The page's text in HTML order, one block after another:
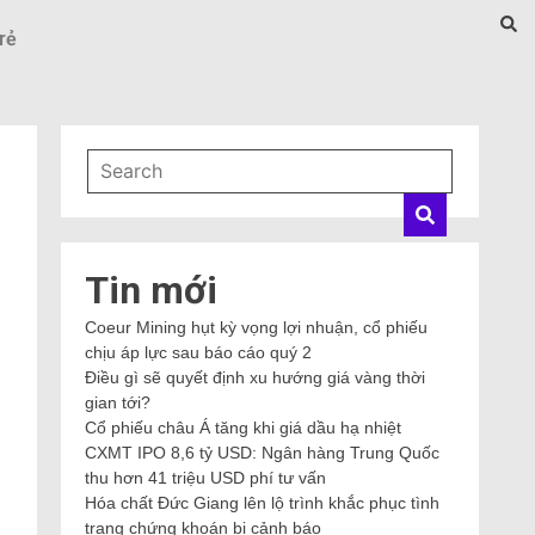
Tin mới
Coeur Mining hụt kỳ vọng lợi nhuận, cổ phiếu
chịu áp lực sau báo cáo quý 2
Điều gì sẽ quyết định xu hướng giá vàng thời
gian tới?
Cổ phiếu châu Á tăng khi giá dầu hạ nhiệt
CXMT IPO 8,6 tỷ USD: Ngân hàng Trung Quốc
thu hơn 41 triệu USD phí tư vấn
Hóa chất Đức Giang lên lộ trình khắc phục tình
trạng chứng khoán bị cảnh báo